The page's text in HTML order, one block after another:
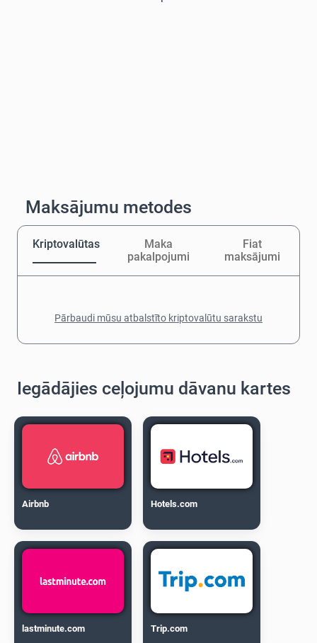
Maksājumu metodes
Kriptovalūtas
Maka
pakalpojumi
Fiat
maksājumi
Pārbaudi mūsu atbalstīto kriptovalūtu sarakstu
Iegādājies ceļojumu dāvanu kartes
Airbnb Hotels.com
lastminute.com Trip.com